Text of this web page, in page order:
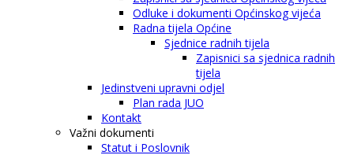
Odluke i dokumenti Općinskog vijeća
Radna tijela Općine
Sjednice radnih tijela
Zapisnici sa sjednica radnih
tijela
Jedinstveni upravni odjel
Plan rada JUO
Kontakt
Važni dokumenti
Statut i Poslovnik